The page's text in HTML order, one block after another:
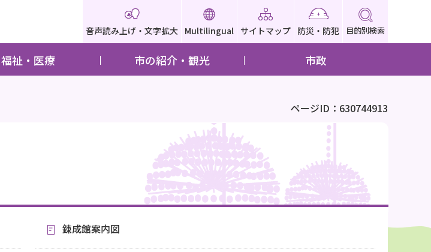
音声読み上げ・文字拡大 Multilingual サイトマップ 防災・防犯 目的別検索
福祉・医療 市の紹介・観光 市政
ページID：630744913
錬成館案内図